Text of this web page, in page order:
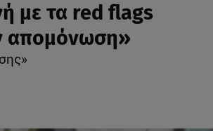
με τα red flags
απομόνωση»